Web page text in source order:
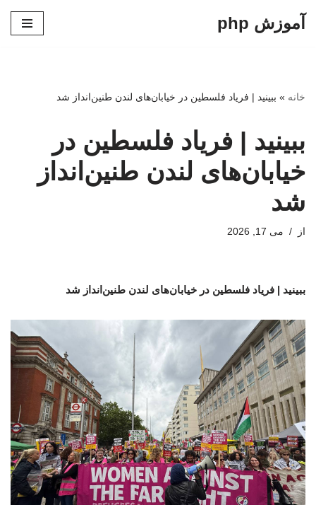
آموزش php
خانه » ببینید | فریاد فلسطین در خیابان‌های لندن طنین‌انداز شد
ببینید | فریاد فلسطین در
خیابان‌های لندن طنین‌انداز
شد
از می 17, 2026
ببینید | فریاد فلسطین در خیابان‌های لندن طنین‌انداز شد